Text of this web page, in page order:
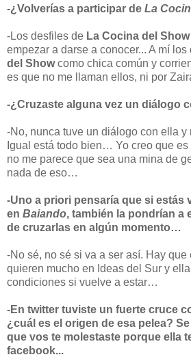
-¿Volverías a participar de La
-Los desfiles de La Cocina del Show
empezar a darse a conocer... A mí los
del Showcomo chica común y
es que no me llaman ellos, ni por
-¿Cruzaste alguna vez un diálogo
-No, nunca tuve un diálogo con ella y
Igual está todo bien… Yo creo que
no me parece que sea una mina de
nada de eso…
-Uno a priori pensaría que si estás
en Baiando, también la pondrían a
de cruzarlas en algún momento…
-No sé, no sé si va a ser así. Hay que
quieren mucho en Ideas del Sur y
condiciones si vuelve a estar…
-En twitter tuviste un fuerte cruce
¿cuál es el origen de esa pelea?
que vos te molestaste porque ella
facebook...